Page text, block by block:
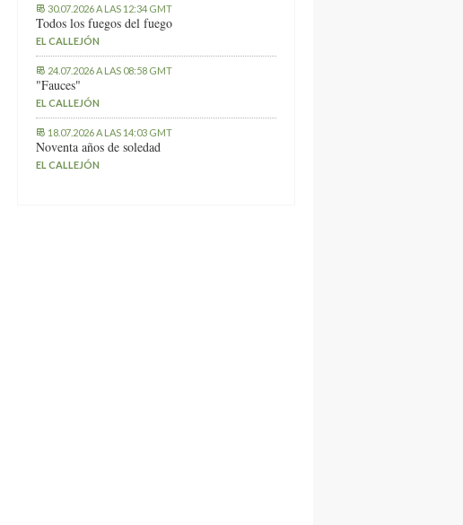
30.07.2026 A LAS 12:34 GMT
Todos los fuegos del fuego
EL CALLEJÓN
24.07.2026 A LAS 08:58 GMT
"Fauces"
EL CALLEJÓN
18.07.2026 A LAS 14:03 GMT
Noventa años de soledad
EL CALLEJÓN